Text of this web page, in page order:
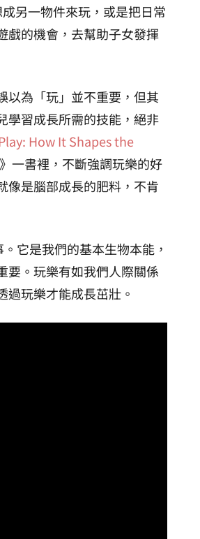
另一物件來玩，或是把日常
戲的機會，去幫助子女發揮
以為「玩」並不重要，但其
學習成長所需的技能，絕非
How It Shapes the
》一書裡，不斷強調玩樂的好
像是腦部成長的肥料，不肯
它是我們的基本生物本能，
要。玩樂有如我們人際關係
玩樂才能成長茁壯。